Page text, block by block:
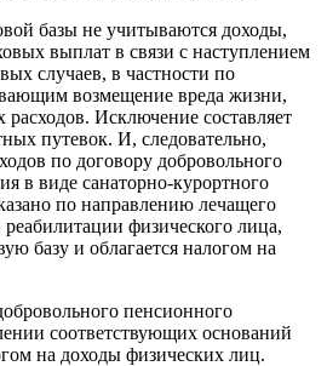
базы не учитываются доходы,
выплат в связи с наступлением
случаев, в частности по
возмещение вреда жизни,
Исключение составляет
путевок. И, следовательно,
по договору добровольного
в виде санаторно-курортного
по направлению лечащего
физического лица,
базу и облагается налогом на
пенсионного
соответствующих оснований
на доходы физических лиц.